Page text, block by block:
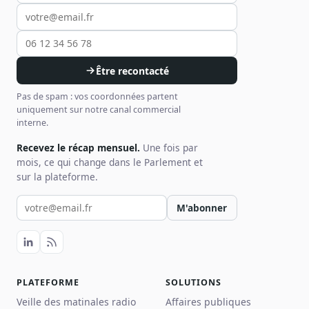
Être recontacté
Pas de spam : vos coordonnées partent
uniquement sur notre canal commercial
interne.
Recevez le récap mensuel. Une fois par
mois, ce qui change dans le Parlement et
sur la plateforme.
Votre email pour la newsletter
M'abonner
PLATEFORME
Veille des matinales radio
SOLUTIONS
Affaires publiques